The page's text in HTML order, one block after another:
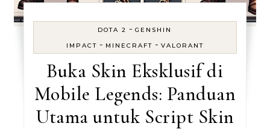
DOTA 2 -GENSHIN
IMPACT - MINECRAFT - VALORANT
Buka Skin Eksklusif di
Mobile Legends: Panduan
Utama untuk Script Skin